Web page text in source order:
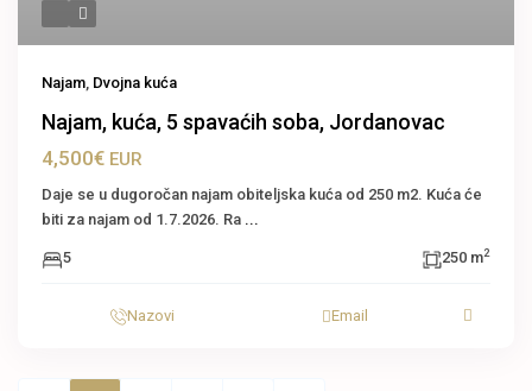
Najam, Dvojna kuća
Najam, kuća, 5 spavaćih soba, Jordanovac
4,500€ EUR
Daje se u dugoročan najam obiteljska kuća od 250 m2. Kuća će
biti za najam od 1.7.2026. Ra ...
5 250 m2
Nazovi Email